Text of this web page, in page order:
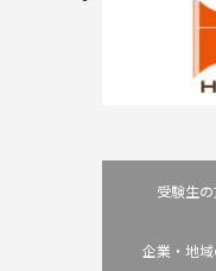
受験生
企業・地